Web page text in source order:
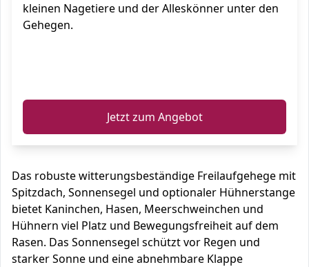
kleinen Nagetiere und der Alleskönner unter den
Gehegen.
Jetzt zum Angebot
Das robuste witterungsbeständige Freilaufgehege mit
Spitzdach, Sonnensegel und optionaler Hühnerstange
bietet Kaninchen, Hasen, Meerschweinchen und
Hühnern viel Platz und Bewegungsfreiheit auf dem
Rasen. Das Sonnensegel schützt vor Regen und
starker Sonne und eine abnehmbare Klappe